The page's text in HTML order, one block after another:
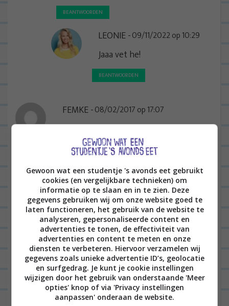
BEANTWOORDEN
LEONIE 09/11/2022 op 10:29
Jaaa vet he!
BEANTWOORDEN
FEMKE 08/02/2017 op 17:07
Het was heerlijk. Heb het gister
gekookt. Heel lekker alleen had ik de
pasta te lang gekookt
BEANTWOORDEN
SALINA 16/04/2016 op 11:43
Zeker namaken. Misschien niet met
garnalen maar vooral die avocadosaus
klinkt goed, hmmmm! Heerlijk.
BEANTWOORDEN
Gewoon wat een studentje 's avonds eet gebruikt
cookies (en vergelijkbare technieken) om
informatie op te slaan en in te zien. Deze
gegevens gebruiken wij om onze website goed te
laten functioneren, het gebruik van de website te
analyseren, gepersonaliseerde content en
advertenties te tonen, de effectiviteit van
advertenties en content te meten en onze
diensten te verbeteren. Hiervoor verzamelen wij
gegevens zoals unieke advertentie ID’s, geolocatie
en surfgedrag. Je kunt je cookie instellingen
wijzigen door het gebruik van onderstaande 'Meer
opties' knop of via 'Privacy instellingen
aanpassen' onderaan de website.